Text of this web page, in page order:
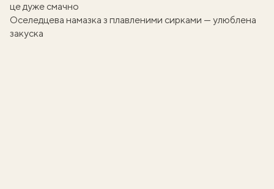
це дуже смачно
Оселедцева намазка з плавленими сирками — улюблена
закуска